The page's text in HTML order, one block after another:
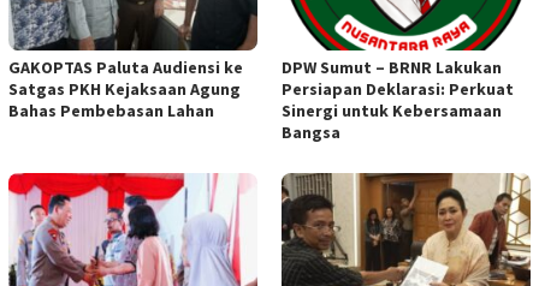
GAKOPTAS Paluta Audiensi ke
Satgas PKH Kejaksaan Agung
Bahas Pembebasan Lahan
DPW Sumut – BRNR Lakukan
Persiapan Deklarasi: Perkuat
Sinergi untuk Kebersamaan
Bangsa